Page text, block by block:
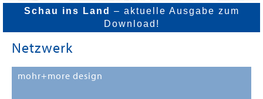
Schau ins Land
– aktuelle Ausgabe zum
Download!
Netzwerk
mohr+more design